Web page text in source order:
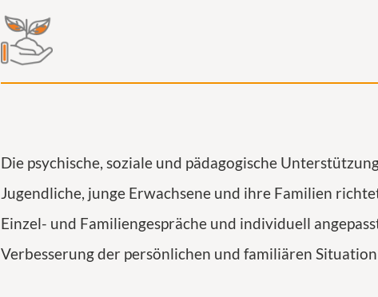
Die psychische, soziale und pädagogische
Jugendliche, junge Erwachsene und ihre Familien
Einzel- und Familiengespräche und individuell
Verbesserung der persönlichen und familiären